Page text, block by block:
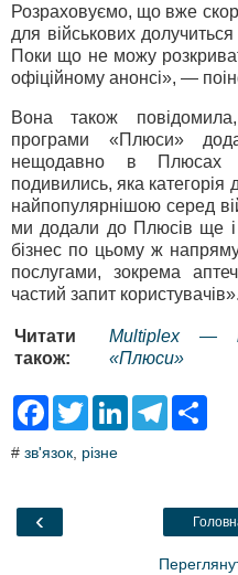
Розраховуємо, що вже
для військових
Поки що не можу
офіційному анонсі», —
Вона також
програми «Плюси»
нещодавно в Плюсах
подивились, яка категорія
найпопулярнішою серед
ми додали до Плюсів ще і
бізнес по цьому ж
послугами, зокрема
частий запит користувачів».
Читати
також:
Multiplex —
«Плюси»
F
e
o
T
t
L
T
a
# зв'язок, різне
‹